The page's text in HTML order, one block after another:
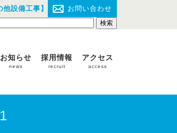
設備工事】 お問い合わせ
お知らせ
news
採用情報
recruit
アクセス
access